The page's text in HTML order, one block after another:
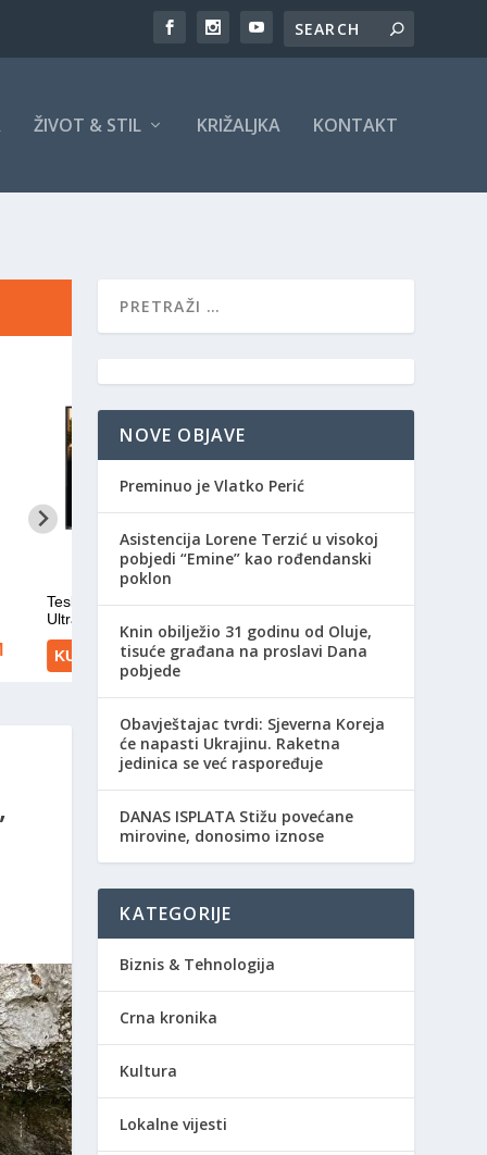
ŽIVOT & STIL KRIŽALJKA KONTAKT
NOVE OBJAVE
Preminuo je Vlatko Perić
Asistencija Lorene Terzić u visokoj
pobjedi “Emine” kao rođendanski
poklon
Knin obilježio 31 godinu od Oluje,
tisuće građana na proslavi Dana
pobjede
Obavještajac tvrdi: Sjeverna Koreja
će napasti Ukrajinu. Raketna
jedinica se već raspoređuje
DANAS ISPLATA Stižu povećane
mirovine, donosimo iznose
KATEGORIJE
Biznis & Tehnologija
Crna kronika
Kultura
Lokalne vijesti